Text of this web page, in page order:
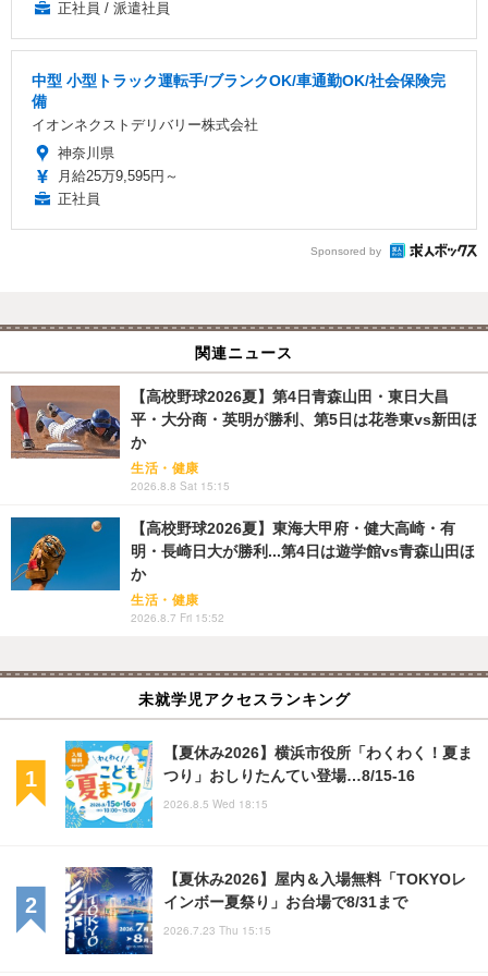
正社員 / 派遣社員
中型 小型トラック運転手/ブランクOK/車通勤OK/社会保険完
備
イオンネクストデリバリー株式会社
神奈川県
月給25万9,595円～
正社員
Sponsored by
関連ニュース
【高校野球2026夏】第4日青森山田・東日大昌
平・大分商・英明が勝利、第5日は花巻東vs新田ほ
か
生活・健康
2026.8.8 Sat 15:15
【高校野球2026夏】東海大甲府・健大高崎・有
明・長崎日大が勝利...第4日は遊学館vs青森山田ほ
か
生活・健康
2026.8.7 Fri 15:52
未就学児アクセスランキング
【夏休み2026】横浜市役所「わくわく！夏ま
つり」おしりたんてい登場…8/15-16
2026.8.5 Wed 18:15
【夏休み2026】屋内＆入場無料「TOKYOレ
インボー夏祭り」お台場で8/31まで
2026.7.23 Thu 15:15